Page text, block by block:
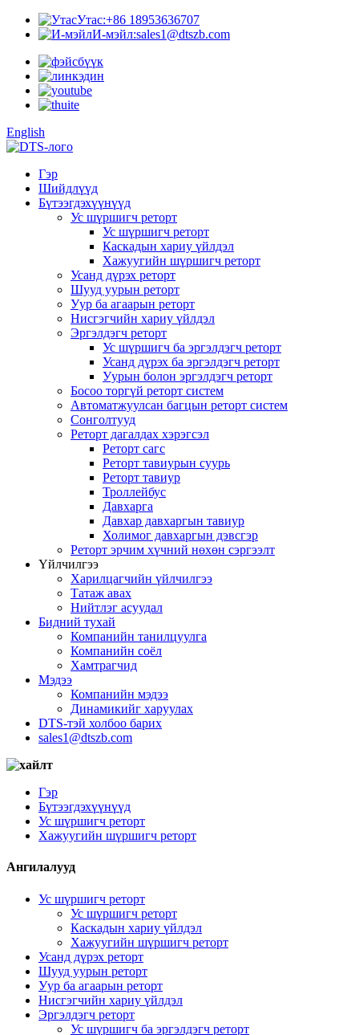
Утас:+86 18953636707
И-мэйл:sales1@dtszb.com
English
Гэр
Шийдлүүд
Бүтээгдэхүүнүүд
Ус шүршигч реторт
Ус шүршигч реторт
Каскадын хариу үйлдэл
Хажуугийн шүршигч реторт
Усанд дүрэх реторт
Шууд уурын реторт
Уур ба агаарын реторт
Нисгэгчийн хариу үйлдэл
Эргэлдэгч реторт
Ус шүршигч ба эргэлдэгч реторт
Усанд дүрэх ба эргэлдэгч реторт
Уурын болон эргэлдэгч реторт
Босоо торгүй реторт систем
Автоматжуулсан багцын реторт систем
Сонголтууд
Реторт дагалдах хэрэгсэл
Реторт сагс
Реторт тавиурын суурь
Реторт тавиур
Троллейбус
Давхарга
Давхар давхаргын тавиур
Холимог давхаргын дэвсгэр
Реторт эрчим хүчний нөхөн сэргээлт
Үйлчилгээ
Харилцагчийн үйлчилгээ
Татаж авах
Нийтлэг асуудал
Бидний тухай
Компанийн танилцуулга
Компанийн соёл
Хамтрагчид
Мэдээ
Компанийн мэдээ
Динамикийг харуулах
DTS-тэй холбоо барих
sales1@dtszb.com
Гэр
Бүтээгдэхүүнүүд
Ус шүршигч реторт
Хажуугийн шүршигч реторт
Ангилалууд
Ус шүршигч реторт
Ус шүршигч реторт
Каскадын хариу үйлдэл
Хажуугийн шүршигч реторт
Усанд дүрэх реторт
Шууд уурын реторт
Уур ба агаарын реторт
Нисгэгчийн хариу үйлдэл
Эргэлдэгч реторт
Ус шүршигч ба эргэлдэгч реторт